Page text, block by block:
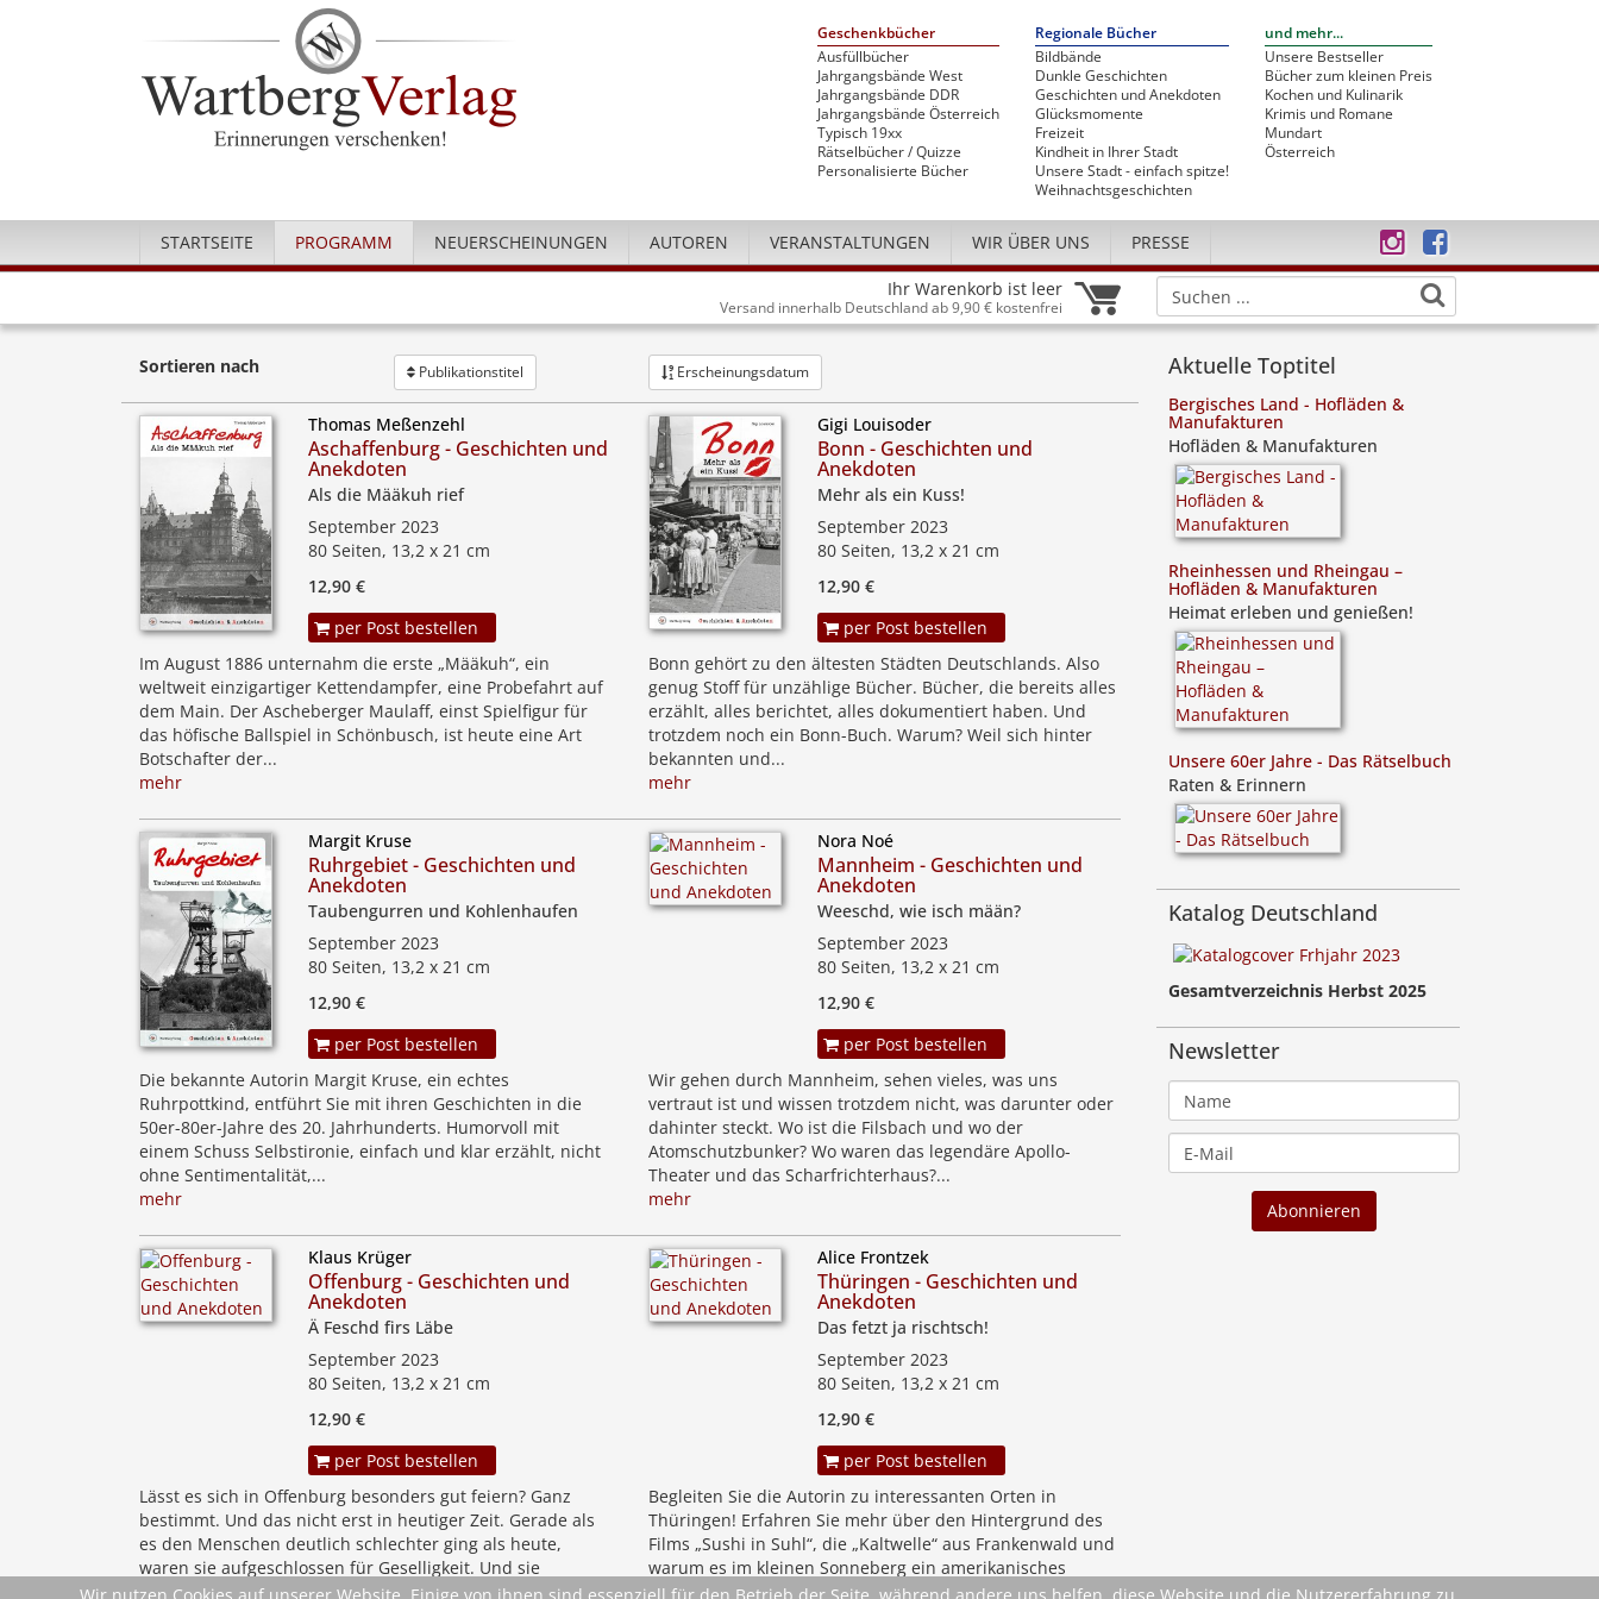
Geschenkbücher
Ausfüllbücher
Jahrgangsbände West
Jahrgangsbände DDR
Jahrgangsbände Österreich
Typisch 19xx
Rätselbücher / Quizze
Personalisierte Bücher
Regionale Bücher
Bildbände
Dunkle Geschichten
Geschichten und Anekdoten
Glücksmomente
Freizeit
Kindheit in Ihrer Stadt
Unsere Stadt - einfach spitze!
Weihnachtsgeschichten
und mehr...
Unsere Bestseller
Bücher zum kleinen Preis
Kochen und Kulinarik
Krimis und Romane
Mundart
Österreich
STARTSEITE PROGRAMM NEUERSCHEINUNGEN AUTOREN VERANSTALTUNGEN WIR ÜBER UNS PRESSE
Ihr Warenkorb ist leer
Versand innerhalb Deutschland ab 9,90 € kostenfrei
Sortieren nach Publikationstitel Erscheinungsdatum
Thomas Meßenzehl
Aschaffenburg - Geschichten und
Anekdoten
Als die Määkuh rief
September 2023
80 Seiten, 13,2 x 21 cm
12,90 €
per Post bestellen
Im August 1886 unternahm die erste „Määkuh“, ein
weltweit einzigartiger Kettendampfer, eine Probefahrt auf
dem Main. Der Ascheberger Maulaff, einst Spielfigur für
das höfische Ballspiel in Schönbusch, ist heute eine Art
Botschafter der...
mehr
Gigi Louisoder
Bonn - Geschichten und
Anekdoten
Mehr als ein Kuss!
September 2023
80 Seiten, 13,2 x 21 cm
12,90 €
per Post bestellen
Bonn gehört zu den ältesten Städten Deutschlands. Also
genug Stoff für unzählige Bücher. Bücher, die bereits alles
erzählt, alles berichtet, alles dokumentiert haben. Und
trotzdem noch ein Bonn-Buch. Warum? Weil sich hinter
bekannten und...
mehr
Margit Kruse
Ruhrgebiet - Geschichten und
Anekdoten
Taubengurren und Kohlenhaufen
September 2023
80 Seiten, 13,2 x 21 cm
12,90 €
per Post bestellen
Die bekannte Autorin Margit Kruse, ein echtes
Ruhrpottkind, entführt Sie mit ihren Geschichten in die
50er-80er-Jahre des 20. Jahrhunderts. Humorvoll mit
einem Schuss Selbstironie, einfach und klar erzählt, nicht
ohne Sentimentalität,...
mehr
Nora Noé
Mannheim - Geschichten und
Anekdoten
Weeschd, wie isch mään?
September 2023
80 Seiten, 13,2 x 21 cm
12,90 €
per Post bestellen
Wir gehen durch Mannheim, sehen vieles, was uns
vertraut ist und wissen trotzdem nicht, was darunter oder
dahinter steckt. Wo ist die Filsbach und wo der
Atomschutzbunker? Wo waren das legendäre Apollo-
Theater und das Scharfrichterhaus?...
mehr
Klaus Krüger
Offenburg - Geschichten und
Anekdoten
Ä Feschd firs Läbe
September 2023
80 Seiten, 13,2 x 21 cm
12,90 €
per Post bestellen
Lässt es sich in Offenburg besonders gut feiern? Ganz
bestimmt. Und das nicht erst in heutiger Zeit. Gerade als
es den Menschen deutlich schlechter ging als heute,
waren sie aufgeschlossen für Geselligkeit. Und sie
schafften es, aus...
Alice Frontzek
Thüringen - Geschichten und
Anekdoten
Das fetzt ja rischtsch!
September 2023
80 Seiten, 13,2 x 21 cm
12,90 €
per Post bestellen
Begleiten Sie die Autorin zu interessanten Orten in
Thüringen! Erfahren Sie mehr über den Hintergrund des
Films „Sushi in Suhl“, die „Kaltwelle“ aus Frankenwald und
warum es im kleinen Sonneberg ein amerikanisches
Konsulat gab. Vergessen...
Aktuelle Toptitel
Bergisches Land - Hofläden &
Manufakturen
Hofläden & Manufakturen
Rheinhessen und Rheingau –
Hofläden & Manufakturen
Heimat erleben und genießen!
Unsere 60er Jahre - Das Rätselbuch
Raten & Erinnern
Katalog Deutschland
Gesamtverzeichnis Herbst 2025
Newsletter